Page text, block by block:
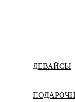
ДЕВАЙСЫ